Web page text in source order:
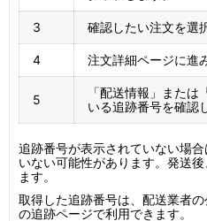
3 確認したい注文を選
4 注文詳細ページに進
5
「配送情報」また
いる追跡番号を確認
追跡番号が表示されていない場
いない可能性があります。発送
ます。
取得した追跡番号は、配送業者
の追跡ページで利用できます。